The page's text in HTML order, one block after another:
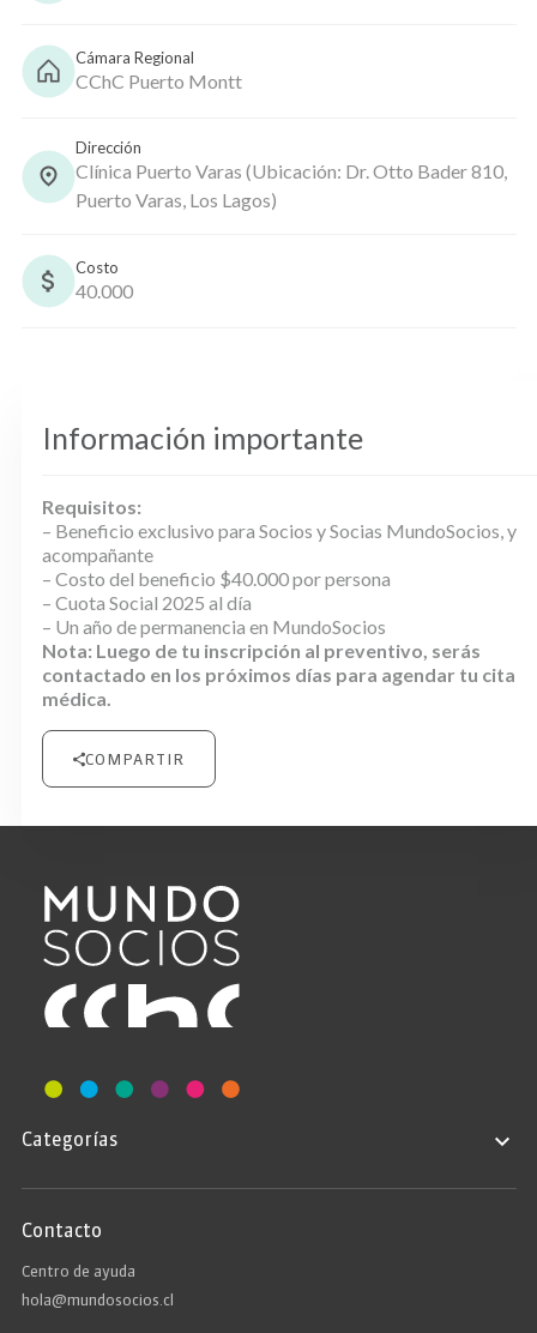
Cámara Regional
CChC Puerto Montt
Dirección
Clínica Puerto Varas (Ubicación: Dr. Otto Bader 810,
Puerto Varas, Los Lagos)
Costo
40.000
Información importante
Requisitos:
– Beneficio exclusivo para Socios y Socias MundoSocios, y
acompañante
– Costo del beneficio $40.000 por persona
– Cuota Social 2025 al día
– Un año de permanencia en MundoSocios
Nota: Luego de tu inscripción al preventivo, serás
contactado en los próximos días para agendar tu cita
médica.
COMPARTIR
Categorías
Contacto
Centro de ayuda
hola@mundosocios.cl